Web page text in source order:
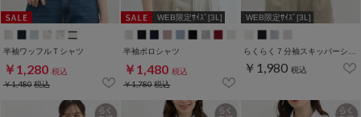
半袖ワッフルＴシャツ
￥1,280 税込
￥1,480税込
WEB限定ｻｲｽﾞ[3L]
半袖ポロシャツ
￥1,480 税込
￥1,780税込
WEB限定ｻｲｽﾞ[3L]
￥1,980 税込